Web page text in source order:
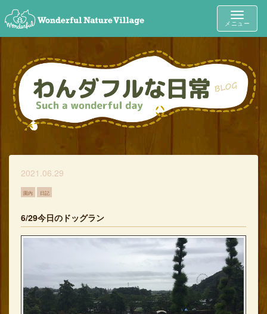
Toggle
メニュー
2021.06.29
園内 日記
6/29今日のドッグラン